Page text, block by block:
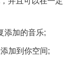
添加的音乐;
加到你空间;